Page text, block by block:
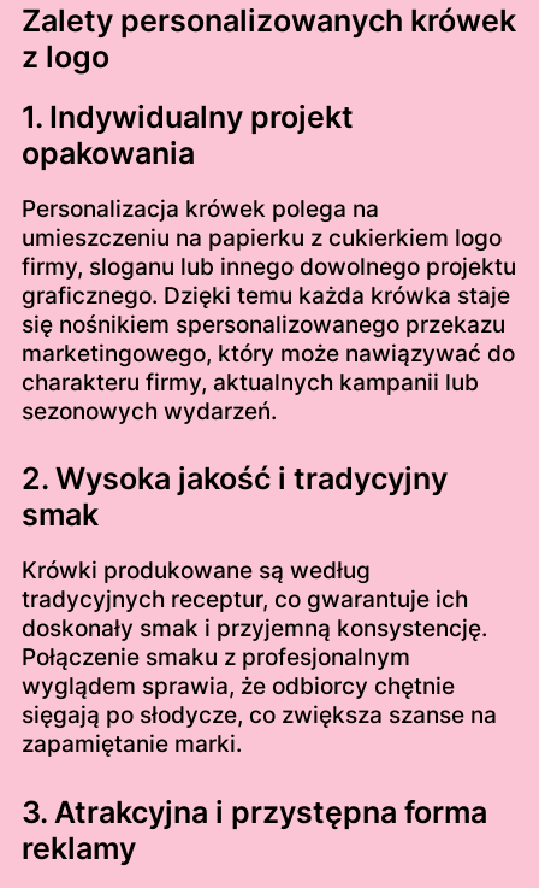
Zalety personalizowanych krówek
z logo
1. Indywidualny projekt
opakowania
Personalizacja krówek polega na
umieszczeniu na papierku z cukierkiem logo
firmy, sloganu lub innego dowolnego projektu
graficznego. Dzięki temu każda krówka staje
się nośnikiem spersonalizowanego przekazu
marketingowego, który może nawiązywać do
charakteru firmy, aktualnych kampanii lub
sezonowych wydarzeń.
2. Wysoka jakość i tradycyjny
smak
Krówki produkowane są według
tradycyjnych receptur, co gwarantuje ich
doskonały smak i przyjemną konsystencję.
Połączenie smaku z profesjonalnym
wyglądem sprawia, że odbiorcy chętnie
sięgają po słodycze, co zwiększa szanse na
zapamiętanie marki.
3. Atrakcyjna i przystępna forma
reklamy